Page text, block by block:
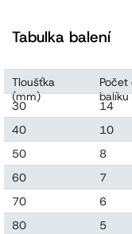
Tabulka balení
Tloušťka
(mm)
Počet
balíku
30 14
40
10
50
8
60
7
70
6
80
5